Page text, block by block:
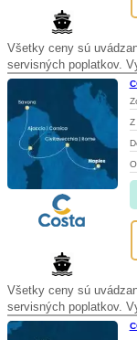
Všetky ceny sú
servisných poplatkov.
Z
Všetky ceny sú
servisných poplatkov.